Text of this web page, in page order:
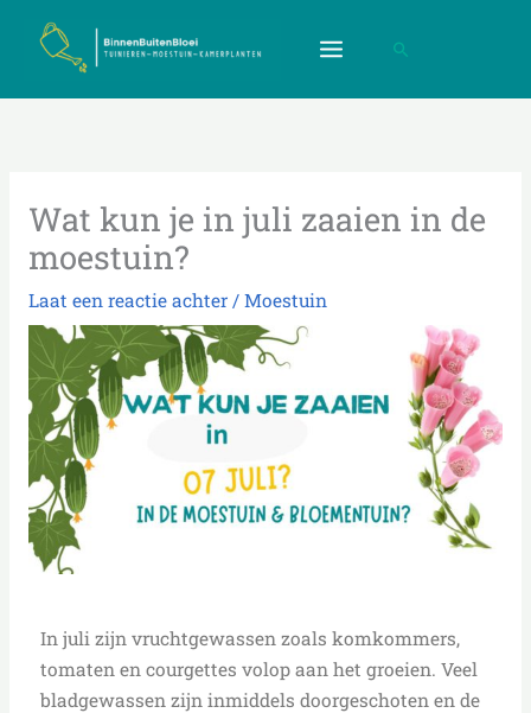
inhoud
Zoeken
Wat kun je in juli zaaien in de
moestuin?
Laat een reactie achter / Moestuin
In juli zijn vruchtgewassen zoals komkommers,
tomaten en courgettes volop aan het groeien. Veel
bladgewassen zijn inmiddels doorgeschoten en de
Get 30% off your first purchase